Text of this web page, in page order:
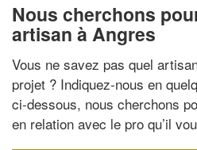
Nous cherchons
artisan à Angres
Vous ne savez pas quel
projet ? Indiquez-nous en
ci-dessous, nous cherchons
en relation avec le pro qu’il